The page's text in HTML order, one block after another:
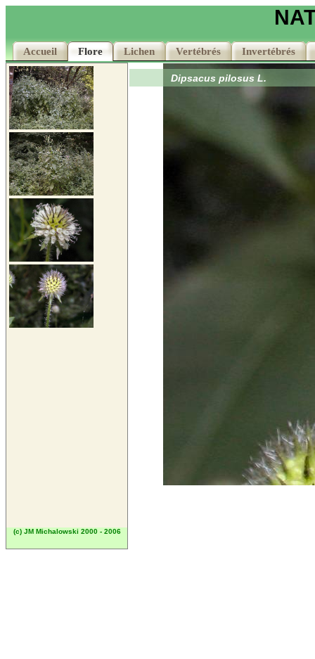
Accueil Flore Lichen Vertébrés Invertébrés
Accueil Flore Lichen Vertébrés Invertébrés
(c) JM Michalowski 2000 - 2006
Dipsacus pilosus L.